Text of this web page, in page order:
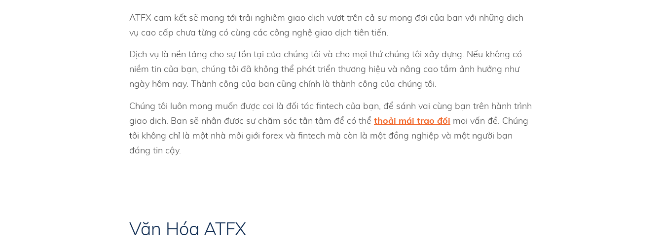
ATFX cam kết sẽ mang tới trải nghiệm giao dịch vượt trên cả sự mong đợi của bạn với những dịch
vụ cao cấp chưa từng có cùng các công nghệ giao dịch tiên tiến.
Dịch vụ là nền tảng cho sự tồn tại của chúng tôi và cho mọi thứ chúng tôi xây dựng. Nếu không có
niềm tin của bạn, chúng tôi đã không thể phát triển thương hiệu và nâng cao tầm ảnh hưởng như
ngày hôm nay. Thành công của bạn cũng chính là thành công của chúng tôi.
Chúng tôi luôn mong muốn được coi là đối tác fintech của bạn, để sánh vai cùng bạn trên hành trình
giao dịch. Bạn sẽ nhận được sự chăm sóc tận tâm để có thể thoải mái trao đổi mọi vấn đề. Chúng
tôi không chỉ là một nhà môi giới forex và fintech mà còn là một đồng nghiệp và một người bạn
đáng tin cậy.
Văn Hóa ATFX